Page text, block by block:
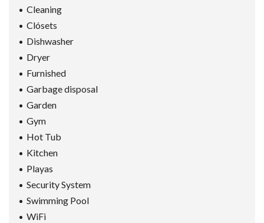
Cleaning
Clósets
Dishwasher
Dryer
Furnished
Garbage disposal
Garden
Gym
Hot Tub
Kitchen
Playas
Security System
Swimming Pool
WiFi